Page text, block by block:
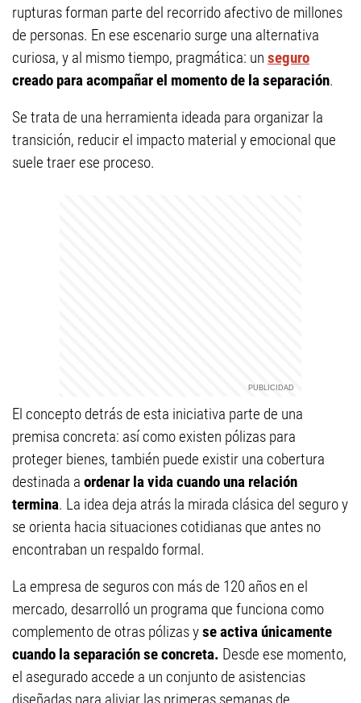
rupturas forman parte del recorrido afectivo de millones
de personas. En ese escenario surge una alternativa
curiosa, y al mismo tiempo, pragmática: un seguro
creado para acompañar el momento de la separación.
Se trata de una herramienta ideada para organizar la
transición, reducir el impacto material y emocional que
suele traer ese proceso.
El concepto detrás de esta iniciativa parte de una
premisa concreta: así como existen pólizas para
proteger bienes, también puede existir una cobertura
destinada a ordenar la vida cuando una relación
termina. La idea deja atrás la mirada clásica del seguro y
se orienta hacia situaciones cotidianas que antes no
encontraban un respaldo formal.
La empresa de seguros con más de 120 años en el
mercado, desarrolló un programa que funciona como
complemento de otras pólizas yse activa únicamente
cuando la separación se concreta. Desde ese momento,
el asegurado accede a un conjunto de asistencias